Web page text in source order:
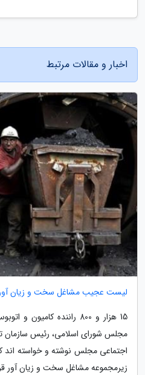
اخبار و مقالات مرتبط
لیست عجیب مشاغل سخت و زیان
15 هزار و 800 راننده
مجلس شورای اسلامی، رئیس سازمان
اجتماعی مجلس نوشته و خواسته اند
زیرمجموعه مشاغل سخت و زیان آور